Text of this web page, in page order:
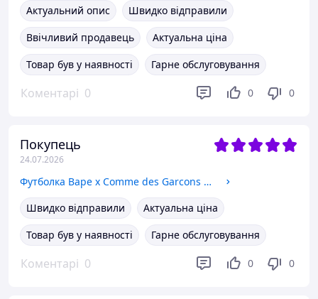
Актуальний опис
Швидко відправили
Ввічливий продавець
Актуальна ціна
Товар був у наявності
Гарне обслуговування
Коментарі 0 0 0
Покупець
24.07.2026
Футболка Bape x Comme des Garcons Топ S
Швидко відправили
Актуальна ціна
Товар був у наявності
Гарне обслуговування
Коментарі 0 0 0